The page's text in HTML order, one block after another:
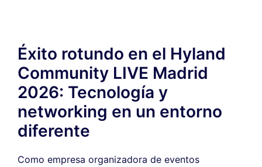
Éxito rotundo en el Hyland
Community LIVE Madrid
2026: Tecnología y
networking en un entorno
diferente
Como empresa organizadora de eventos